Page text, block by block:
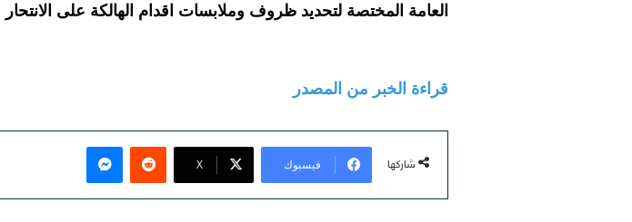
العامة المختصة لتحديد ظروف وملابسات اقدام الهالكة على الانتحار
قراءة الخبر من المصدر
شاركها فيسبوك ‫X
ماسنجر